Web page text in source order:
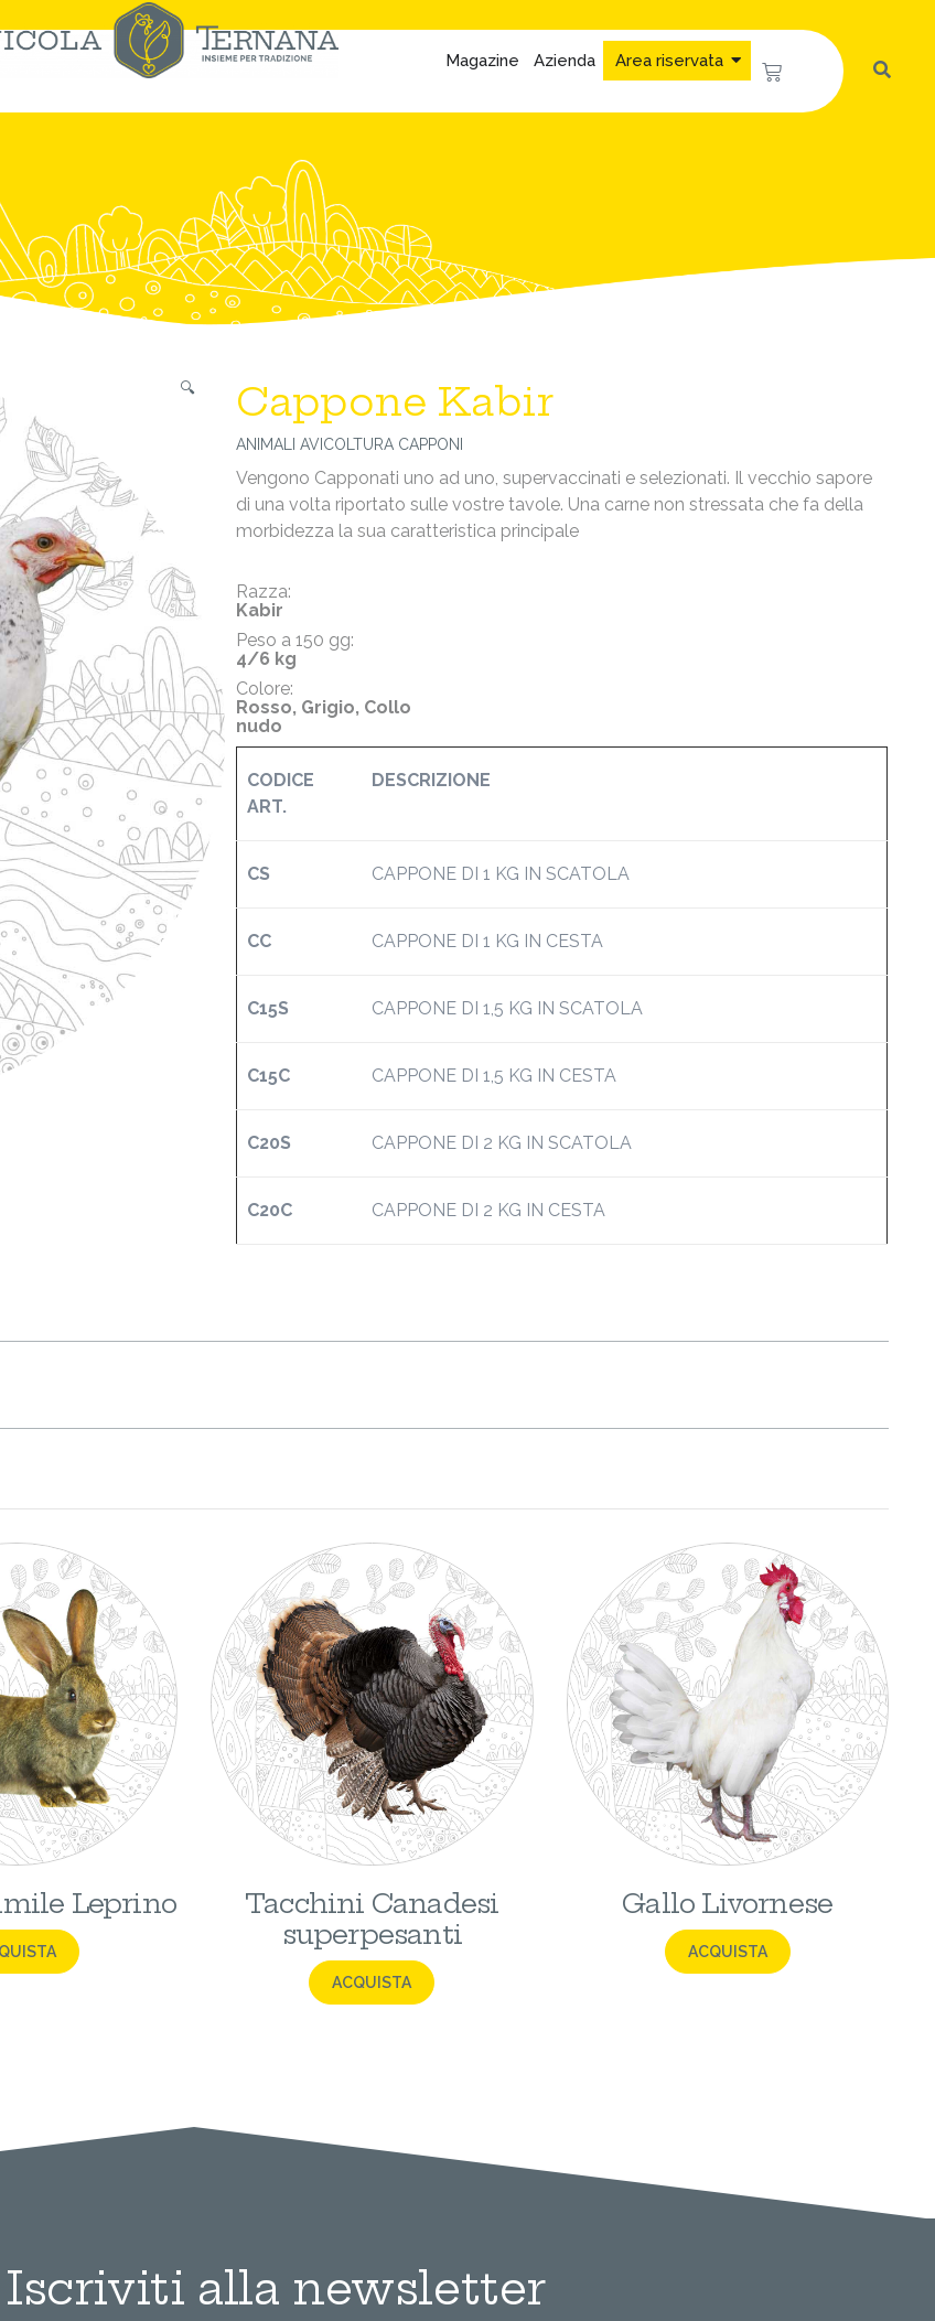
Magazine Azienda Area riservata
🔍 Cappone Kabir
ANIMALI AVICOLTURA CAPPONI
Vengono Capponati uno ad uno, supervaccinati e selezionati. Il vecchio sapore
di una volta riportato sulle vostre tavole. Una carne non stressata che fa della
morbidezza la sua caratteristica principale
Razza:
Kabir
Peso a 150 gg:
4/6 kg
Colore:
Rosso, Grigio, Collo
nudo
CODICE
ART.
DESCRIZIONE
CS CAPPONE DI 1 KG IN SCATOLA
CC CAPPONE DI 1 KG IN CESTA
C15S CAPPONE DI 1,5 KG IN SCATOLA
C15C CAPPONE DI 1,5 KG IN CESTA
C20S CAPPONE DI 2 KG IN SCATOLA
C20C CAPPONE DI 2 KG IN CESTA
Leprino
Tacchini Canadesi
superpesanti
ACQUISTA
Gallo Livornese
ACQUISTA
Iscriviti alla newsletter